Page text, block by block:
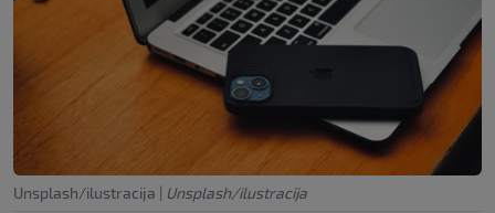
Unsplash/ilustracija | Unsplash/ilustracija